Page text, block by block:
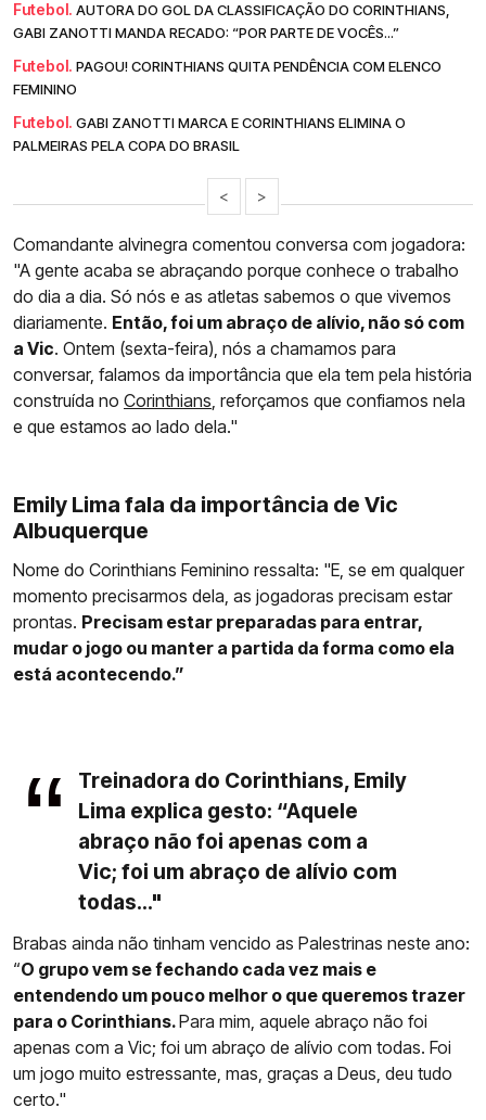
Futebol. AUTORA DO GOL DA CLASSIFICAÇÃO DO CORINTHIANS,
GABI ZANOTTI MANDA RECADO: “POR PARTE DE VOCÊS...”
Futebol. PAGOU! CORINTHIANS QUITA PENDÊNCIA COM ELENCO
FEMININO
Futebol. GABI ZANOTTI MARCA E CORINTHIANS ELIMINA O
PALMEIRAS PELA COPA DO BRASIL
< >
Comandante alvinegra comentou conversa com jogadora:
"A gente acaba se abraçando porque conhece o trabalho
do dia a dia. Só nós e as atletas sabemos o que vivemos
diariamente. Então, foi um abraço de alívio, não só com
a Vic. Ontem (sexta-feira), nós a chamamos para
conversar, falamos da importância que ela tem pela história
construída no Corinthians , reforçamos que confiamos nela
e que estamos ao lado dela."
Emily Lima fala da importância de Vic
Albuquerque
Nome do Corinthians Feminino ressalta: "E, se em qualquer
momento precisarmos dela, as jogadoras precisam estar
prontas. Precisam estar preparadas para entrar,
mudar o jogo ou manter a partida da forma como ela
está acontecendo.”
Treinadora do Corinthians, Emily
Lima explica gesto: “Aquele
abraço não foi apenas com a
Vic; foi um abraço de alívio com
todas..."
Brabas ainda não tinham vencido as Palestrinas neste ano:
“O grupo vem se fechando cada vez mais e
entendendo um pouco melhor o que queremos trazer
para o Corinthians.Para mim, aquele abraço não foi
apenas com a Vic; foi um abraço de alívio com todas. Foi
um jogo muito estressante, mas, graças a Deus, deu tudo
certo."